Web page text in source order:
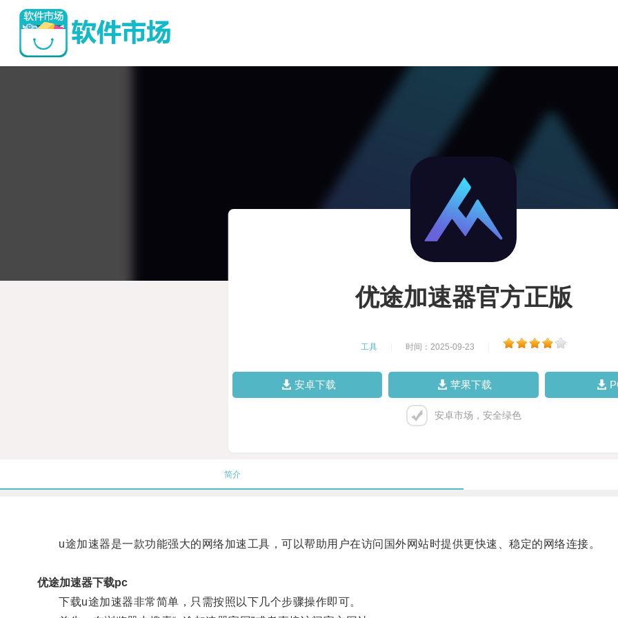
优途加速器官方正版
工具 时间：2025-09-23
安卓下载 苹果下载
安卓市场，安全绿色
简介
u途加速器是一款功能强大的网络加速工具，可以帮助用户在访问国外网站时提供更快速、稳定的网络连接。
优途加速器下载pc
下载u途加速器非常简单，只需按照以下几个步骤操作即可。